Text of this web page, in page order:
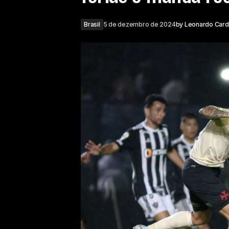
Brasil 5 de dezembro de 2024by Leonardo